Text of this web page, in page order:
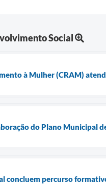
Social
à Mulher (CRAM)
do Plano Municipal
concluem percurso